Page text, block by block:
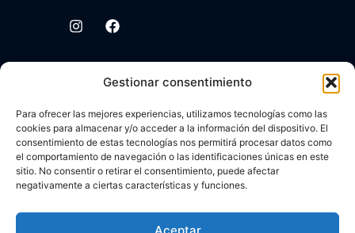
Gestionar consentimiento
Para ofrecer las mejores experiencias, utilizamos tecnologías como las
cookies para almacenar y/o acceder a la información del dispositivo. El
consentimiento de estas tecnologías nos permitirá procesar datos como
el comportamiento de navegación o las identificaciones únicas en este
sitio. No consentir o retirar el consentimiento, puede afectar
negativamente a ciertas características y funciones.
Aceptar
Carlos Corral